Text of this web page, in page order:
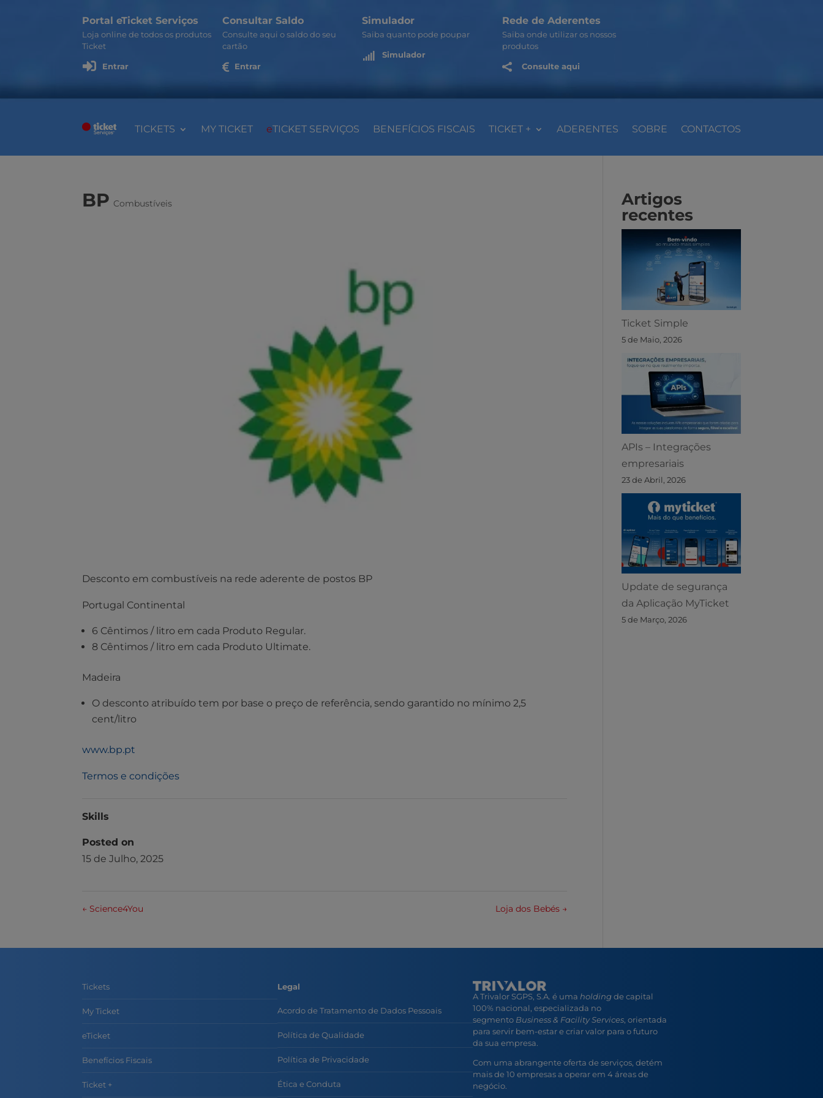
Portal eTicket Serviços
Loja online de todos os produtos
Ticket
 Entrar
Consultar Saldo
Consulte aqui o saldo do seu
cartão
 Entrar
Simulador
Saiba quanto pode poupar
 Simulador
Rede de Aderentes
Saiba onde utilizar os nossos
produtos
 Consulte aqui
TICKETS MY TICKET eTICKET SERVIÇOS BENEFÍCIOS FISCAIS TICKET + ADERENTES SOBRE CONTACTOS
BP Combustíveis
Desconto em combustíveis na rede aderente de postos BP
Portugal Continental
6 Cêntimos / litro em cada Produto Regular.
8 Cêntimos / litro em cada Produto Ultimate.
Madeira
O desconto atribuído tem por base o preço de referência, sendo garantido no mínimo 2,5
cent/litro
www.bp.pt
Termos e condições
Skills
Posted on
15 de Julho, 2025
← Science4You Loja dos Bebés →
Artigos
recentes
Ticket Simple
5 de Maio, 2026
APIs – Integrações
empresariais
23 de Abril, 2026
Update de segurança
da Aplicação MyTicket
5 de Março, 2026
Tickets
My Ticket
eTicket
Benefícios Fiscais
Ticket +
Legal
Acordo de Tratamento de Dados Pessoais
Política de Qualidade
Política de Privacidade
Ética e Conduta
A Trivalor SGPS, S.A. é uma holding de capital
100% nacional, especializada no
segmento Business & Facility Services, orientada
para servir bem-estar e criar valor para o futuro
da sua empresa.
Com uma abrangente oferta de serviços, detém
mais de 10 empresas a operar em 4 áreas de
negócio.